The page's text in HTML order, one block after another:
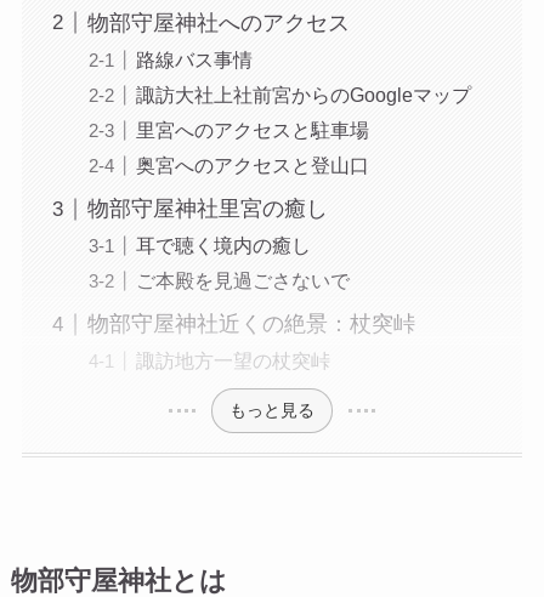
物部守屋神社へのアクセス
路線バス事情
諏訪大社上社前宮からのGoogleマップ
里宮へのアクセスと駐車場
奥宮へのアクセスと登山口
物部守屋神社里宮の癒し
耳で聴く境内の癒し
ご本殿を見過ごさないで
物部守屋神社近くの絶景：杖突峠
諏訪地方一望の杖突峠
もっと見る
物部守屋神社とは